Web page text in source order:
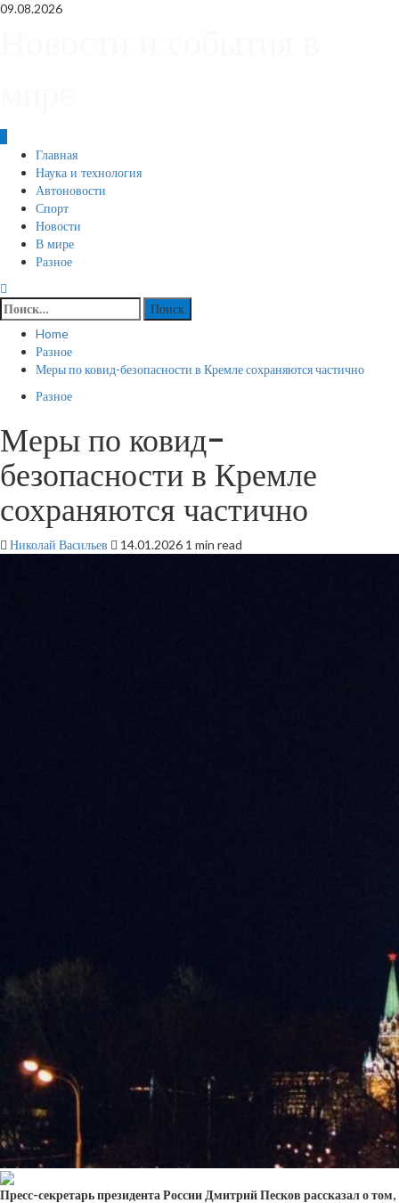
Skip
09.08.2026
Primary
Menu
Главная
Наука и технология
Автоновости
Спорт
Новости
В мире
Разное
Найти:
Home
Разное
Меры по ковид-безопасности в Кремле сохраняются частично
Разное
Меры по ковид-
безопасности в Кремле
сохраняются частично
Николай Васильев 14.01.2026 1 min read
Пресс-секретарь президента России Дмитрий Песков рассказал о том,